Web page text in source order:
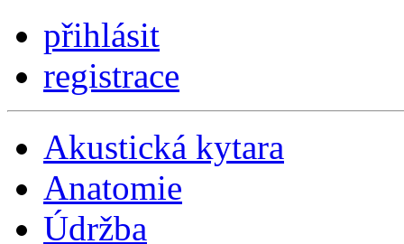
přihlásit
registrace
Akustická kytara
Anatomie
Údržba